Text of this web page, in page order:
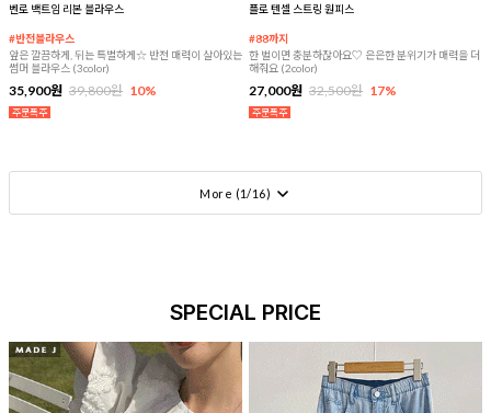
벤로 백트임 리본 블라우스
#반전블라우스
앞은 깔끔하게, 뒤는 특별하게☆ 반전 매력이 살아있는
썸머 블라우스 (3color)
35,900원 39,800원 10%
플로 텐셀 스트링 원피스
#88까지
한 벌이면 충분하잖아요♡ 은은한 분위기가 매력을 더
해줘요 (2color)
27,000원 32,500원 17%
More (1/16)
SPECIAL PRICE